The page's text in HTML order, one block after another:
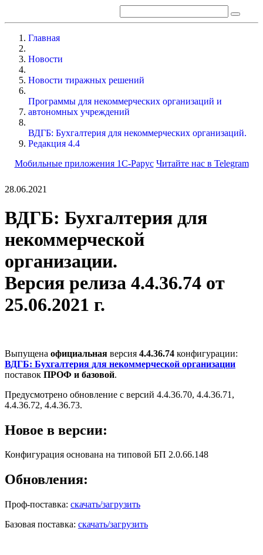
Главная
Новости
Новости тиражных решений
Программы для некоммерческих организаций и
автономных учреждений
ВДГБ: Бухгалтерия для некоммерческих организаций.
Редакция 4.4
Мобильные приложения 1С-Рарус Читайте нас в Telegram
28.06.2021
ВДГБ: Бухгалтерия для
некоммерческой
организации.
Версия релиза 4.4.36.74 от
25.06.2021 г.
Выпущена официальная версия 4.4.36.74 конфигурации:
ВДГБ: Бухгалтерия для некоммерческой организации
поставок ПРОФ и базовой.
Предусмотрено обновление с версий 4.4.36.70, 4.4.36.71,
4.4.36.72, 4.4.36.73.
Новое в версии:
Конфигурация основана на типовой БП 2.0.66.148
Обновления:
Проф-поставка: скачать/загрузить
Базовая поставка: скачать/загрузить